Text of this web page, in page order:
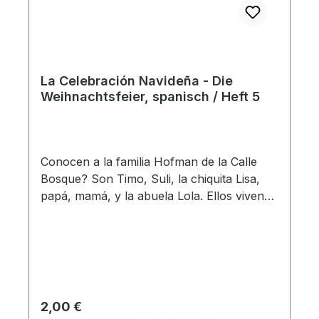
La Celebración Navideña - Die
Weihnachtsfeier, spanisch / Heft 5
Conocen a la familia Hofman de la Calle
Bosque? Son Timo, Suli, la chiquita Lisa,
papá, mamá, y la abuela Lola. Ellos viven
cantos lindos y la hermana Renate les
cuenta historias bíblicas muy interesantes.
Regulärer Preis:
2,00 €